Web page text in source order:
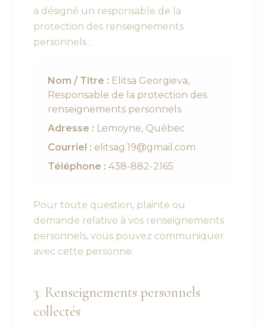
a désigné un responsable de la
protection des renseignements
personnels :
Nom / Titre : Elitsa Georgieva,
Responsable de la protection des
renseignements personnels
Adresse : Lemoyne, Québec
Courriel : elitsag.19@gmail.com
Téléphone : 438-882-2165
Pour toute question, plainte ou
demande relative à vos renseignements
personnels, vous pouvez communiquer
avec cette personne.
3. Renseignements personnels
collectés